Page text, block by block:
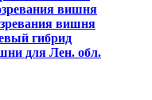
вишня
вишня
гибрид
для Лен. обл.